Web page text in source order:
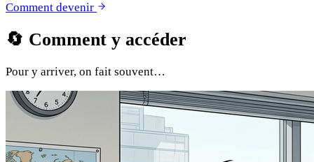
Comment devenir
🔄 Comment y accéder
Pour y arriver, on fait souvent…